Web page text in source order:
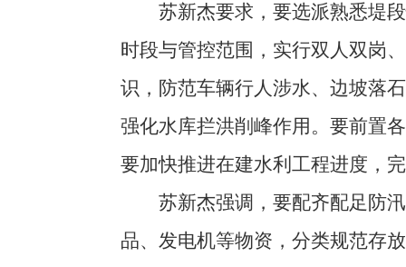
苏新杰要求，要选派熟悉堤段
时段与管控范围，实行双人双岗
识，防范车辆行人涉水、边坡落
强化水库拦洪削峰作用。要前置
要加快推进在建水利工程进度，
苏新杰强调，要配齐配足防汛
品、发电机等物资，分类规范存